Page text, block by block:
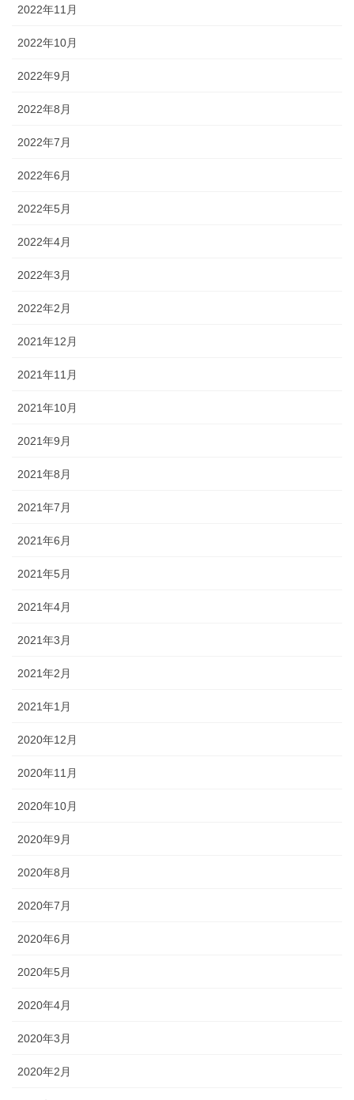
2022年11月
2022年10月
2022年9月
2022年8月
2022年7月
2022年6月
2022年5月
2022年4月
2022年3月
2022年2月
2021年12月
2021年11月
2021年10月
2021年9月
2021年8月
2021年7月
2021年6月
2021年5月
2021年4月
2021年3月
2021年2月
2021年1月
2020年12月
2020年11月
2020年10月
2020年9月
2020年8月
2020年7月
2020年6月
2020年5月
2020年4月
2020年3月
2020年2月